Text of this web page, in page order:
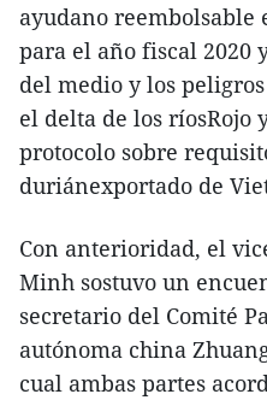
ayudano reembolsable
para el año fiscal 2020
del medio y los
el delta de los ríosRojo
protocolo sobre
duriánexportado de
Con anterioridad, el
Minh sostuvo un
secretario del Comité
autónoma china
cual ambas partes